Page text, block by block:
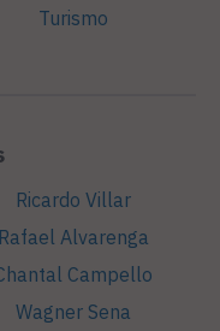
Turismo
Ricardo Villar
Rafael Alvarenga
Campello
Wagner Sena